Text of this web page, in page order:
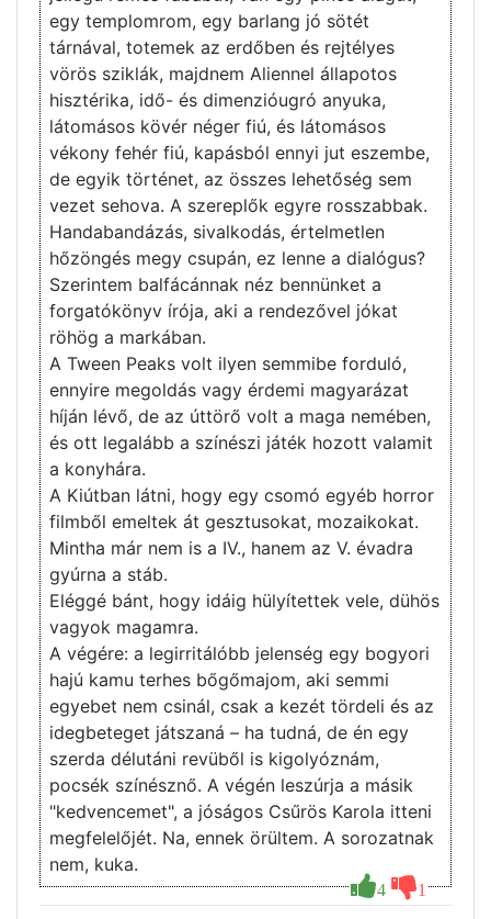
4 1
egy templomrom, egy barlang jó sötét
tárnával, totemek az erdőben és rejtélyes
vörös sziklák, majdnem Aliennel állapotos
hisztérika, idő- és dimenzióugró anyuka,
látomásos kövér néger fiú, és látomásos
vékony fehér fiú, kapásból ennyi jut eszembe,
de egyik történet, az összes lehetőség sem
vezet sehova. A szereplők egyre rosszabbak.
Handabandázás, sivalkodás, értelmetlen
hőzöngés megy csupán, ez lenne a dialógus?
Szerintem balfácánnak néz bennünket a
forgatókönyv írója, aki a rendezővel jókat
röhög a markában.
A Tween Peaks volt ilyen semmibe forduló,
ennyire megoldás vagy érdemi magyarázat
híján lévő, de az úttörő volt a maga nemében,
és ott legalább a színészi játék hozott valamit
a konyhára.
A Kiútban látni, hogy egy csomó egyéb horror
filmből emeltek át gesztusokat, mozaikokat.
Mintha már nem is a IV., hanem az V. évadra
gyúrna a stáb.
Eléggé bánt, hogy idáig hülyítettek vele, dühös
vagyok magamra.
A végére: a legirritálóbb jelenség egy bogyori
hajú kamu terhes bőgőmajom, aki semmi
egyebet nem csinál, csak a kezét tördeli és az
idegbeteget játszaná – ha tudná, de én egy
szerda délutáni revüből is kigolyóznám,
pocsék színésznő. A végén leszúrja a másik
"kedvencemet", a jóságos Csűrös Karola itteni
megfelelőjét. Na, ennek örültem. A sorozatnak
nem, kuka.